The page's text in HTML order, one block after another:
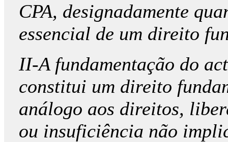
CPA, designadamente
essencial de um direito
II-A fundamentação do
constitui um direito
análogo aos direitos,
ou insuficiência não